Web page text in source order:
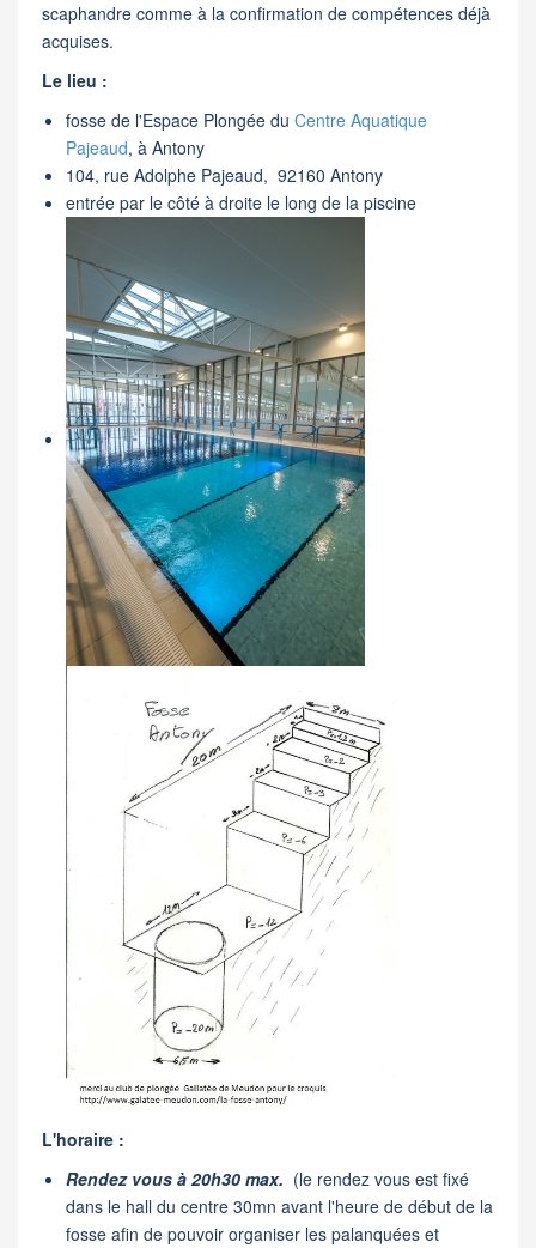
scaphandre comme à la confirmation de compétences déjà
acquises.
Le lieu :
fosse de l'Espace Plongée du Centre Aquatique
Pajeaud, à Antony
104, rue Adolphe Pajeaud, 92160 Antony
entrée par le côté à droite le long de la piscine
L'horaire :
Rendez vous à 20h30 max. (le rendez vous est fixé
dans le hall du centre 30mn avant l'heure de début de la
fosse afin de pouvoir organiser les palanquées et